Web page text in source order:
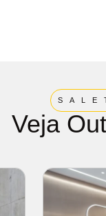
Veja